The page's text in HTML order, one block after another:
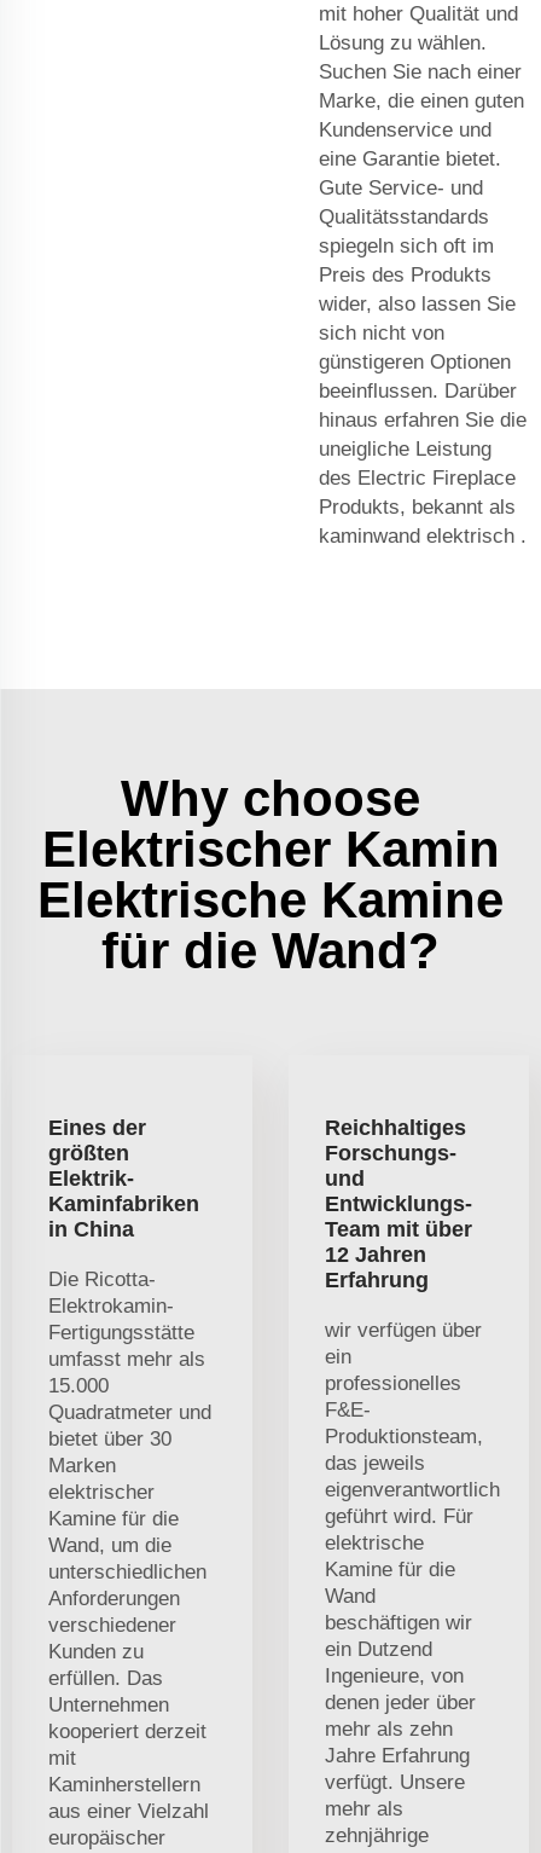
mit hoher Qualität und
Lösung zu wählen.
Suchen Sie nach einer
Marke, die einen guten
Kundenservice und
eine Garantie bietet.
Gute Service- und
Qualitätsstandards
spiegeln sich oft im
Preis des Produkts
wider, also lassen Sie
sich nicht von
günstigeren Optionen
beeinflussen. Darüber
hinaus erfahren Sie die
uneigliche Leistung
des Electric Fireplace
Produkts, bekannt als
kaminwand elektrisch .
Why choose
Elektrischer Kamin
Elektrische Kamine
für die Wand?
Eines der
größten
Elektrik-
Kaminfabriken
in China
Die Ricotta-
Elektrokamin-
Fertigungsstätte
umfasst mehr als
15.000
Quadratmeter und
bietet über 30
Marken
elektrischer
Kamine für die
Wand, um die
unterschiedlichen
Anforderungen
verschiedener
Kunden zu
erfüllen. Das
Unternehmen
kooperiert derzeit
mit
Kaminherstellern
aus einer Vielzahl
europäischer
Reichhaltiges
Forschungs-
und
Entwicklungs-
Team mit über
12 Jahren
Erfahrung
wir verfügen über
ein
professionelles
F&E-
Produktionsteam,
das jeweils
eigenverantwortlich
geführt wird. Für
elektrische
Kamine für die
Wand
beschäftigen wir
ein Dutzend
Ingenieure, von
denen jeder über
mehr als zehn
Jahre Erfahrung
verfügt. Unsere
mehr als
zehnjährige